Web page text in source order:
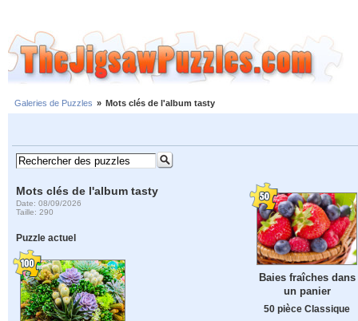
Galeries de Puzzles » Mots clés de l'album tasty
Mots clés de l'album tasty
Date: 08/09/2026
Taille: 290
Puzzle actuel
Baies fraîches dans
un panier
50 pièce Classique